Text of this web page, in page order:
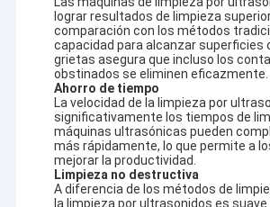
lograr resultados de limpieza
comparación con los métodos
capacidad para alcanzar superficies
grietas asegura que incluso los
obstinados se eliminen eficazmente.
Ahorro de tiempo
La velocidad de la limpieza por
significativamente los tiempos de
máquinas ultrasónicas pueden
más rápidamente, lo que permite a
mejorar la productividad.
Limpieza no destructiva
A diferencia de los métodos de
la limpieza por ultrasonidos es suave